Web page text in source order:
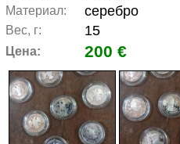
Материал: серебро
Вес, г: 15
Цена: 200 €